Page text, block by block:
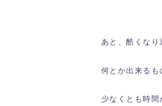
あと、酷くな
何とか出来る
少なくとも時間